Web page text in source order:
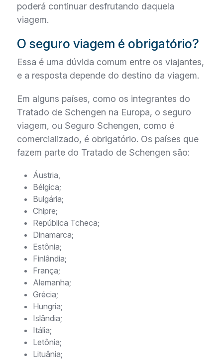
poderá continuar desfrutando daquela
viagem.
O seguro viagem é obrigatório?
Essa é uma dúvida comum entre os viajantes,
e a resposta depende do destino da viagem.
Em alguns países, como os integrantes do
Tratado de Schengen na Europa, o seguro
viagem, ou Seguro Schengen, como é
comercializado, é obrigatório. Os países que
fazem parte do Tratado de Schengen são:
Áustria,
Bélgica;
Bulgária;
Chipre;
República Tcheca;
Dinamarca;
Estônia;
Finlândia;
França;
Alemanha;
Grécia;
Hungria;
Islândia;
Itália;
Letônia;
Lituânia;